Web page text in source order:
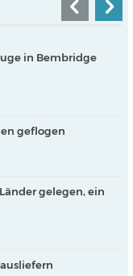
in Bembridge
geflogen
gelegen, ein